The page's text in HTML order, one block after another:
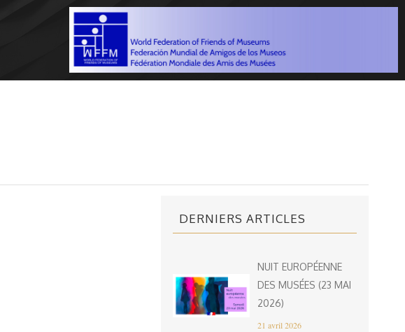
DERNIERS ARTICLES
NUIT EUROPÉENNE
DES MUSÉES (23 MAI
2026)
21 avril 2026